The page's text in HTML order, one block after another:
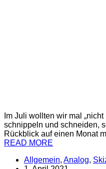
Im Juli wollten wir mal
schnippeln und schneiden,
Rückblick auf einen Monat
READ MORE
Allgemein, Analog,